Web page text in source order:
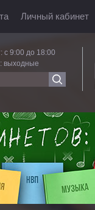
Личный кабинет
с 9:00 до 18:00
выходные